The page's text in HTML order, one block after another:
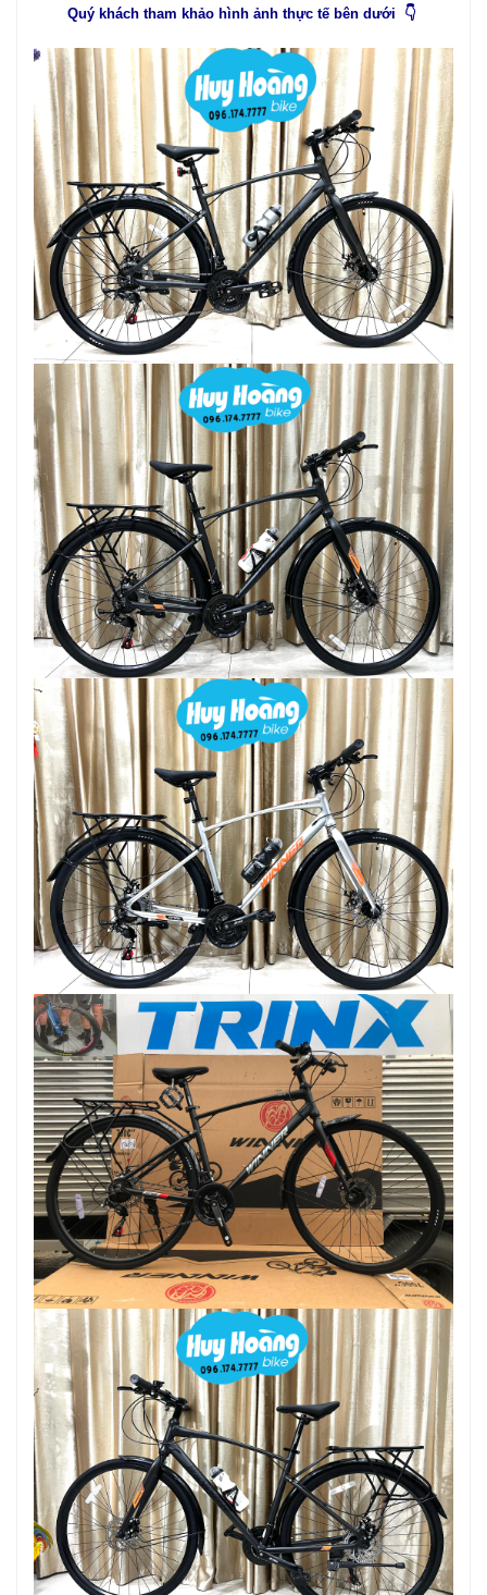
Quý khách tham khảo hình ảnh thực tế bên dưới 👇